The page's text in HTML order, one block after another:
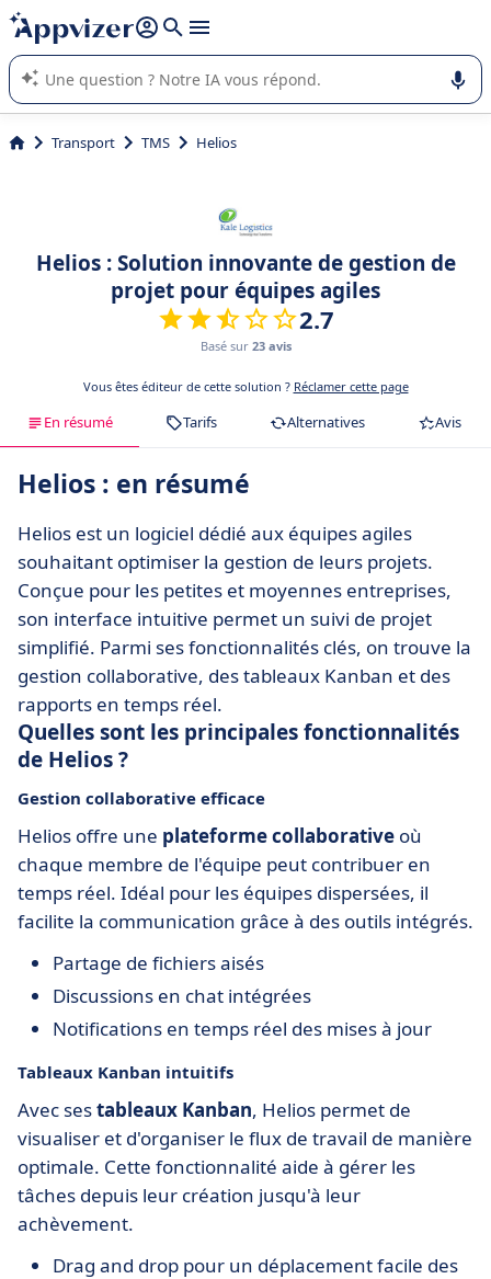
répondre (plusieurs lignes avec
L'IA de Appvizer vous guide dans l'utilisation ou la sélection de
logiciel SaaS en entreprise.
Transport TMS Helios
Helios : Solution innovante de gestion de
projet pour équipes agiles
2.7
Basé sur 23 avis
Vous êtes éditeur de cette solution ? Réclamer cette page
En résumé Tarifs Alternatives Avis
Helios : en résumé
Helios est un logiciel dédié aux équipes agiles
souhaitant optimiser la gestion de leurs projets.
Conçue pour les petites et moyennes entreprises,
son interface intuitive permet un suivi de projet
simplifié. Parmi ses fonctionnalités clés, on trouve la
gestion collaborative, des tableaux Kanban et des
rapports en temps réel.
Quelles sont les principales fonctionnalités
de Helios ?
Gestion collaborative efficace
Helios offre une plateforme collaborative où
chaque membre de l'équipe peut contribuer en
temps réel. Idéal pour les équipes dispersées, il
facilite la communication grâce à des outils intégrés.
Partage de fichiers aisés
Discussions en chat intégrées
Notifications en temps réel des mises à jour
Tableaux Kanban intuitifs
Avec sestableaux Kanban, Helios permet de
visualiser et d'organiser le flux de travail de manière
optimale. Cette fonctionnalité aide à gérer les
tâches depuis leur création jusqu'à leur
achèvement.
Drag and drop pour un déplacement facile des